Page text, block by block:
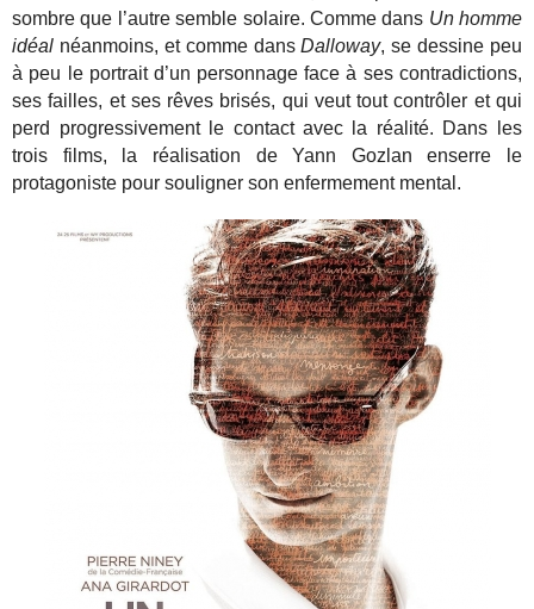
sombre que l’autre semble solaire. Comme dans Un homme
idéal néanmoins, et comme dansDalloway, se dessine peu
à peu le portrait d’un personnage face à ses contradictions,
ses failles, et ses rêves brisés, qui veut tout contrôler et qui
perd progressivement le contact avec la réalité. Dans les
trois films, la réalisation de Yann Gozlan enserre le
protagoniste pour souligner son enfermement mental.